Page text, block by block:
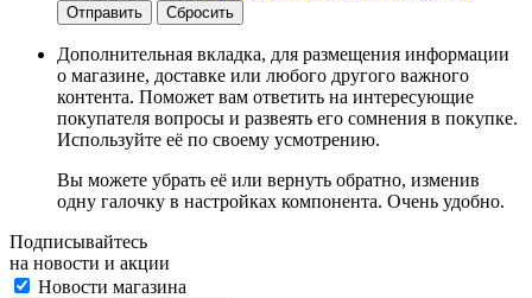
Сбросить
Дополнительная вкладка, для размещения информации
о магазине, доставке или любого другого важного
контента. Поможет вам ответить на интересующие
покупателя вопросы и развеять его сомнения в покупке.
Используйте её по своему усмотрению.
Вы можете убрать её или вернуть обратно, изменив
одну галочку в настройках компонента. Очень удобно.
Подписывайтесь
на новости и акции
Новости магазина